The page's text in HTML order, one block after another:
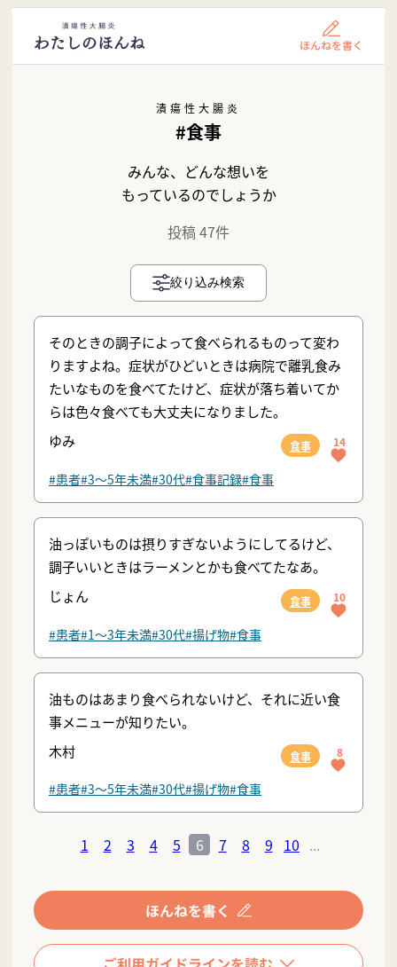
潰瘍性大腸炎
#食事
みんな、どんな想いを
もっているのでしょうか
投稿 47件
絞り込み検索
そのときの調子によって食べられるものって変わ
りますよね。症状がひどいときは病院で離乳食み
たいなものを食べてたけど、症状が落ち着いてか
らは色々食べても大丈夫になりました。
ゆみ
食事 14
#患者#3〜5年未満#30代#食事記録#食事
油っぽいものは摂りすぎないようにしてるけど、
調子いいときはラーメンとかも食べてたなあ。
じょん
食事 10
#患者#1〜3年未満#30代#揚げ物#食事
油ものはあまり食べられないけど、それに近い食
事メニューが知りたい。
木村
食事 8
#患者#3〜5年未満#30代#揚げ物#食事
1 2 3 4 5 6 7 8 9 10 ...